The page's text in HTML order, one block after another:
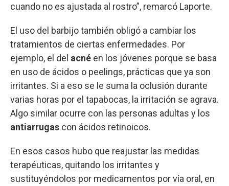
cuando no es ajustada al rostro”, remarcó Laporte.
El uso del barbijo también obligó a cambiar los
tratamientos de ciertas enfermedades. Por
ejemplo, el del acné en los jóvenes porque se basa
en uso de ácidos o peelings, prácticas que ya son
irritantes. Si a eso se le suma la oclusión durante
varias horas por el tapabocas, la irritación se agrava.
Algo similar ocurre con las personas adultas y los
antiarrugas con ácidos retinoicos.
En esos casos hubo que reajustar las medidas
terapéuticas, quitando los irritantes y
sustituyéndolos por medicamentos por vía oral, en